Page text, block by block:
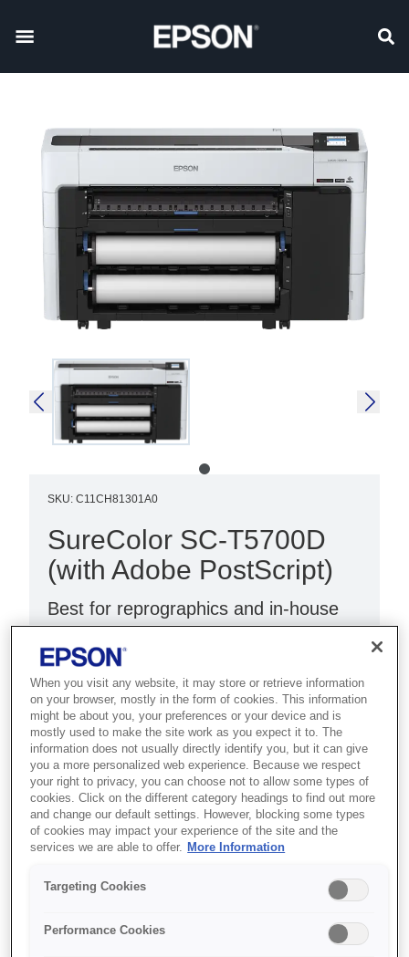
SKU: C11CH81301A0
SureColor SC-T5700D
(with Adobe PostScript)
Best for reprographics and in-house
with PostScript and security.
Versatile printer
Sharp detailed prints
28 security features
When you visit any website, it may store or retrieve information
on your browser, mostly in the form of cookies. This information
might be about you, your preferences or your device and is
mostly used to make the site work as you expect it to. The
information does not usually directly identify you, but it can give
you a more personalized web experience. Because we respect
your right to privacy, you can choose not to allow some types of
cookies. Click on the different category headings to find out more
and change our default settings. However, blocking some types
of cookies may impact your experience of the site and the
services we are able to offer. More Information
Targeting Cookies
Performance Cookies